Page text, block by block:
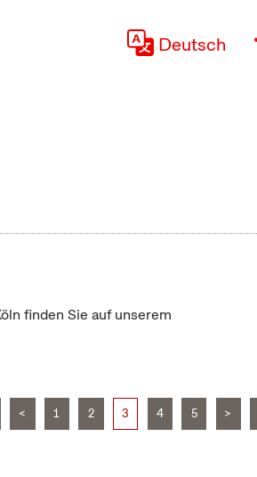
Deutsch
finden Sie auf unserem
< 1 2 3 4 5 >